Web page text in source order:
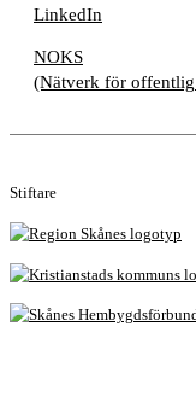
LinkedIn
NOKS
(Nätverk för
Stiftare